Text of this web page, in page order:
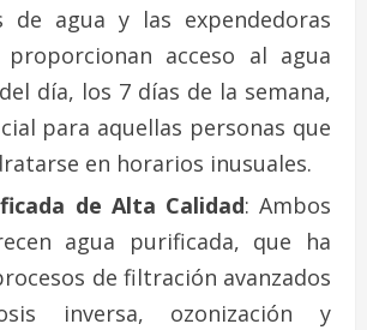
de agua y las expendedoras
proporcionan acceso al agua
día, los 7 días de la semana,
para aquellas personas que
en horarios inusuales.
de Alta Calidad: Ambos
agua purificada, que ha
de filtración avanzados
inversa, ozonización y